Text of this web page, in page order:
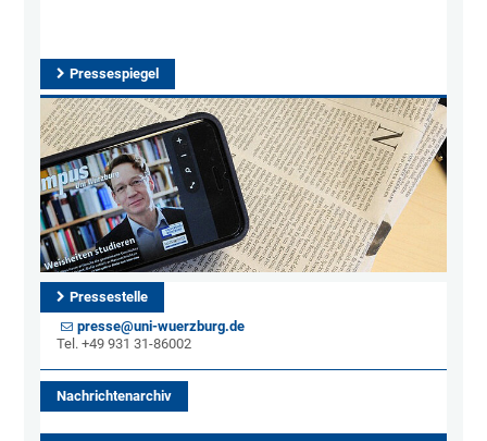
Pressespiegel
Pressestelle
presse@uni-wuerzburg.de
Tel. +49 931 31-86002
Nachrichtenarchiv